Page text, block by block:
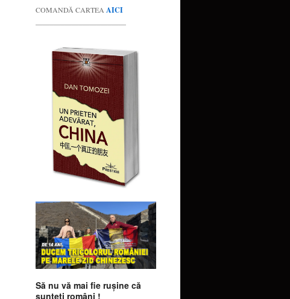
COMANDĂ CARTEA AICI
Să nu vă mai fie ruşine că
sunteţi români !